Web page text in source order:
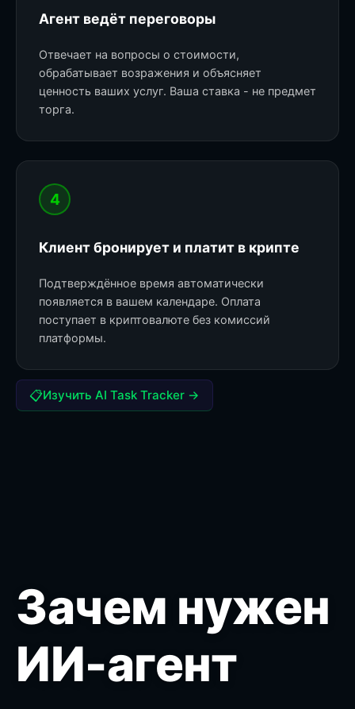
Агент ведёт переговоры
Отвечает на вопросы о стоимости,
обрабатывает возражения и объясняет
ценность ваших услуг. Ваша ставка - не предмет
торга.
4
Клиент бронирует и платит в крипте
Подтверждённое время автоматически
появляется в вашем календаре. Оплата
поступает в криптовалюте без комиссий
платформы.
📋Изучить AI Task Tracker →
Зачем нужен
ИИ-агент